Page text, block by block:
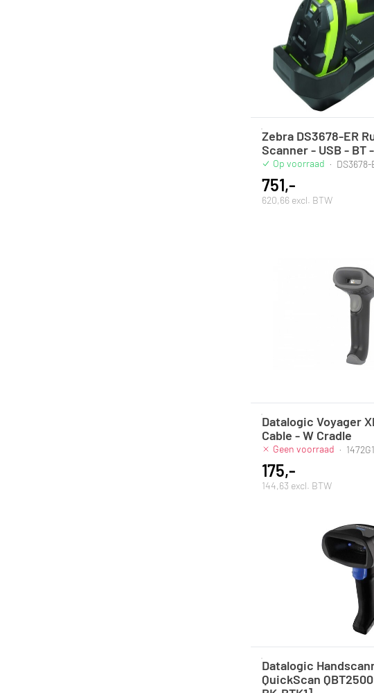
Zebra DS3678-ER
Scanner - USB - BT
Op voorraad ·
751,-
620,66 excl. BTW
Datalogic Voyager
Cable - W Cradle
Geen voorraad ·
175,-
144,63 excl. BTW
Datalogic
QuickScan